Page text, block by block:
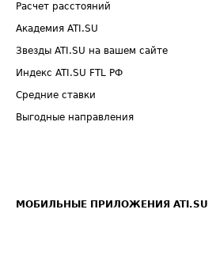
Расчет расстояний
Академия ATI.SU
Звезды ATI.SU на вашем сайте
Индекс ATI.SU FTL РФ
Средние ставки
Выгодные направления
МОБИЛЬНЫЕ ПРИЛОЖЕНИЯ ATI.SU